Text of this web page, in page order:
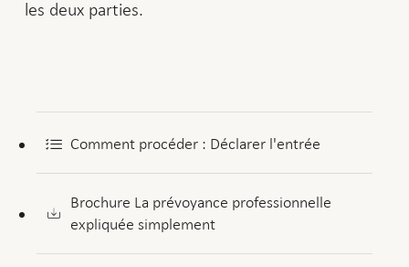
les deux parties.
Comment procéder : Déclarer l'entrée
Brochure La prévoyance professionnelle
expliquée simplement